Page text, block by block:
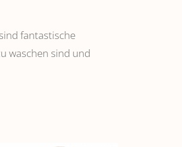
fantastische
waschen sind und